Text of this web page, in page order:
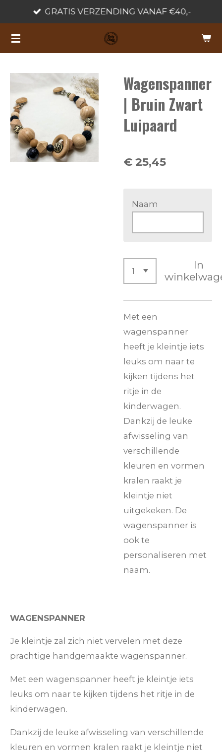
direct
naar
de
hoofdinhoud
GRATIS VERZENDING VANAF €40,-
Wagenspanner
| Bruin Zwart
Luipaard
€ 25,45
Naam
In
Met een
wagenspanner
heeft je kleintje iets
leuks om naar te
kijken tijdens het
ritje in de
kinderwagen.
Dankzij de leuke
afwisseling van
verschillende
kleuren en vormen
kralen raakt je
kleintje niet
uitgekeken. De
wagenspanner is
ook te
personaliseren met
naam.
WAGENSPANNER
Je kleintje zal zich niet vervelen met deze
prachtige handgemaakte wagenspanner.
Met een wagenspanner heeft je kleintje iets
leuks om naar te kijken tijdens het ritje in de
kinderwagen.
Dankzij de leuke afwisseling van verschillende
kleuren en vormen kralen raakt je kleintje niet